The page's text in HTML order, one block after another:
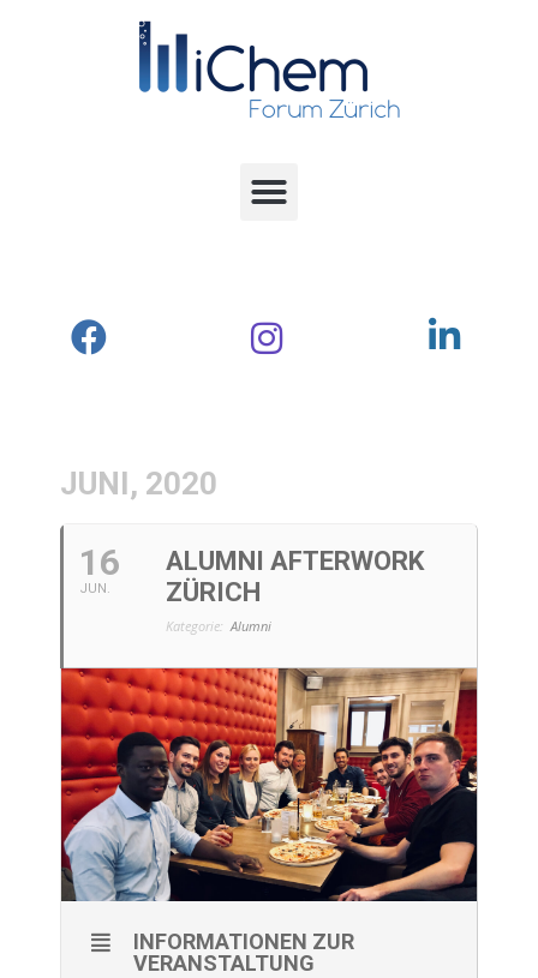
JUNI, 2020
16
JUN.
ALUMNI AFTERWORK
ZÜRICH
Kategorie: Alumni
INFORMATIONEN ZUR
VERANSTALTUNG